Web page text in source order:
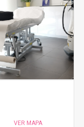
VER MAPA